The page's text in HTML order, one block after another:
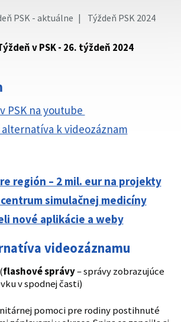
stránku. Zabezpečená stránka
pred názvom domény webového sídla.
PSK - aktuálne Týždeň PSK 2024
v PSK - 26. týždeň 2024
PSK na youtube
alternatíva k videozáznam
región – 2 mil. eur na projekty
simulačnej medicíny
nové aplikácie a weby
videozáznamu
(flashové správy– správy zobrazujúce
v spodnej časti)
pomoci pre rodiny postihnuté